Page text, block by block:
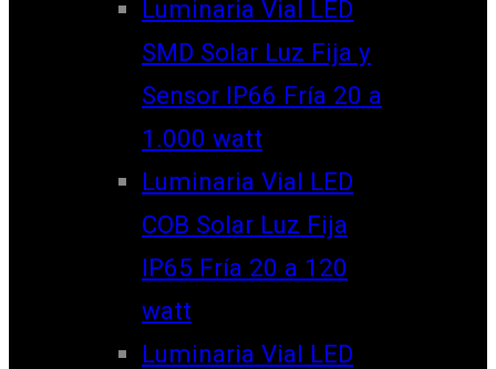
Luminaria Vial LED
SMD Solar Luz Fija y
Sensor IP66 Fría 20 a
1.000 watt
Luminaria Vial LED
COB Solar Luz Fija
IP65 Fría 20 a 120
watt
Luminaria Vial LED